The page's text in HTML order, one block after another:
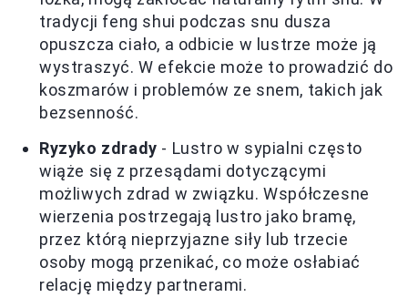
tradycji feng shui podczas snu dusza
opuszcza ciało, a odbicie w lustrze może ją
wystraszyć. W efekcie może to prowadzić do
koszmarów i problemów ze snem, takich jak
bezsenność.
Ryzyko zdrady - Lustro w sypialni często
wiąże się z przesądami dotyczącymi
możliwych zdrad w związku. Współczesne
wierzenia postrzegają lustro jako bramę,
przez którą nieprzyjazne siły lub trzecie
osoby mogą przenikać, co może osłabiać
relację między partnerami.